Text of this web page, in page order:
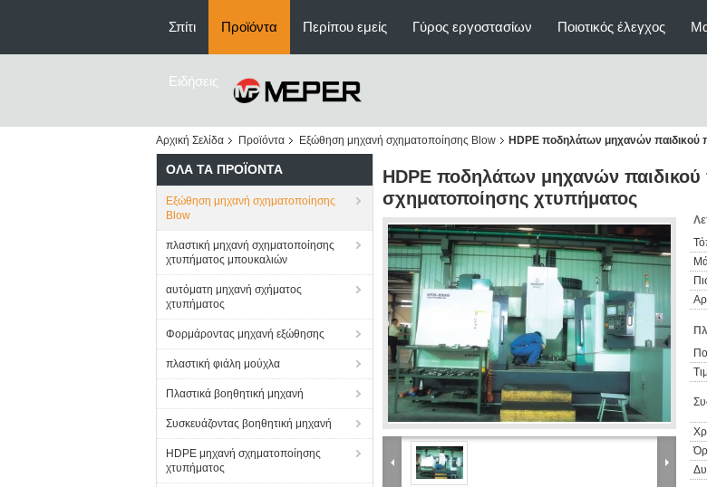
Σπίτι Προϊόντα Περίπου εμείς Γύρος εργοστασίων Ποιοτικός έλεγχος
Ειδήσεις
Αρχική Σελίδα Προϊόντα Εξώθηση μηχανή σχηματοποίησης Blow HDPE ποδηλάτων μηχανών παιδικού
ΌΛΑ ΤΑ ΠΡΟΪΌΝΤΑ
Εξώθηση μηχανή σχηματοποίησης
Blow
πλαστική μηχανή σχηματοποίησης
χτυπήματος μπουκαλιών
αυτόματη μηχανή σχήματος
χτυπήματος
Φορμάροντας μηχανή εξώθησης
πλαστική φιάλη μούχλα
Πλαστικά βοηθητική μηχανή
Συσκευάζοντας βοηθητική μηχανή
HDPE μηχανή σχηματοποίησης
χτυπήματος
HDPE ποδηλάτων μηχανών παιδικού
σχηματοποίησης χτυπήματος